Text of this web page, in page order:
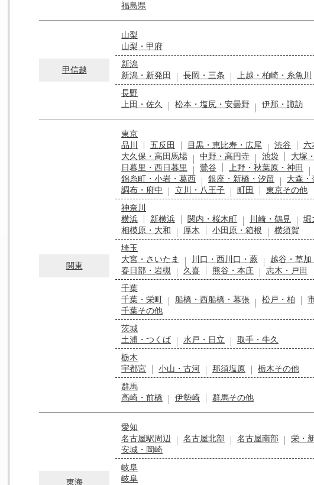
福島県
甲信越
山梨
山梨・甲府
新潟
新潟・新発田
長岡・三条
上越・柏崎・糸魚川
長野
上田・佐久
松本・塩尻・安曇野 伊那・諏訪
関東
東京
品川
五反田 目黒・恵比寿・広尾 渋谷 六
大久保・高田馬場
中野・高円寺 池袋 大塚
日暮里・西日暮里
鶯谷 上野・秋葉原・神田
錦糸町・小岩・葛西
銀座・新橋・汐留 大森・
調布・府中
立川・八王子 町田
東京その他
神奈川
横浜
新横浜 関内・桜木町 川崎・鶴見 堀
相模原・大和
厚木 小田原・箱根
横須賀
埼玉
大宮・さいたま
川口・西川口・蕨 越谷・草加
春日部・岩槻
久喜 熊谷・本庄
志木・戸田
千葉
千葉・栄町
船橋・西船橋・幕張 松戸・柏
千葉その他
茨城
土浦・つくば
水戸・日立
取手・牛久
栃木
宇都宮
小山・古河 那須塩原
栃木その他
群馬
高崎・前橋
伊勢崎 群馬その他
東海
愛知
名古屋駅周辺
名古屋北部 名古屋南部 栄・
安城・岡崎
岐阜
岐阜